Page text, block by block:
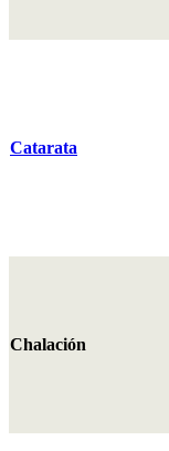
Catarata
Chalación